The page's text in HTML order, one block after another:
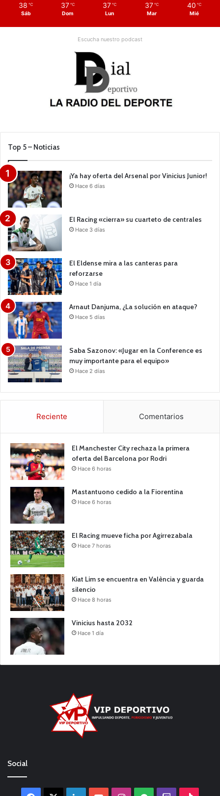
38 ℃
Sáb
37 ℃
Dom
37 ℃
Lun
37 ℃
Mar
40 ℃
Mié
Escucha nuestro podcast
Top 5 – Noticias
¡Ya hay oferta del Arsenal por Vinicius Junior!
Hace 6 días
El Racing «cierra» su cuarteto de centrales
Hace 3 días
El Eldense mira a las canteras para
reforzarse
Hace 1 día
Arnaut Danjuma, ¿La solución en ataque?
Hace 5 días
Saba Sazonov: «Jugar en la Conference es
muy importante para el equipo»
Hace 2 días
Reciente Comentarios
El Manchester City rechaza la primera
oferta del Barcelona por Rodri
Hace 6 horas
Mastantuono cedido a la Fiorentina
Hace 6 horas
El Racing mueve ficha por Agirrezabala
Hace 7 horas
Kiat Lim se encuentra en València y guarda
silencio
Hace 8 horas
Vinicius hasta 2032
Hace 1 día
Social